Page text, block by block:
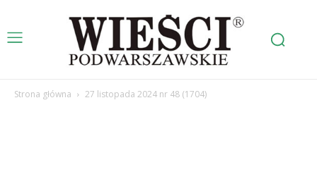
Strona główna 27 listopada 2024 nr 48 (1704)